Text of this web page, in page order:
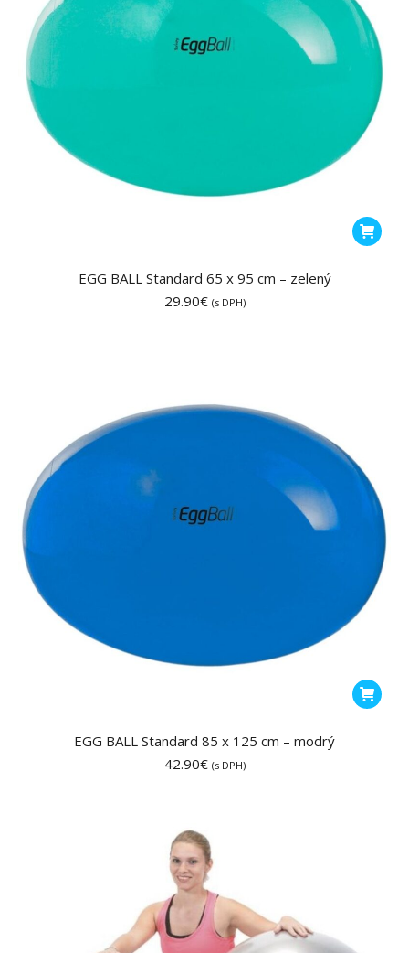
EGG BALL Standard 65 x 95 cm – zelený
29.90€ (s DPH)
EGG BALL Standard 85 x 125 cm – modrý
42.90€ (s DPH)